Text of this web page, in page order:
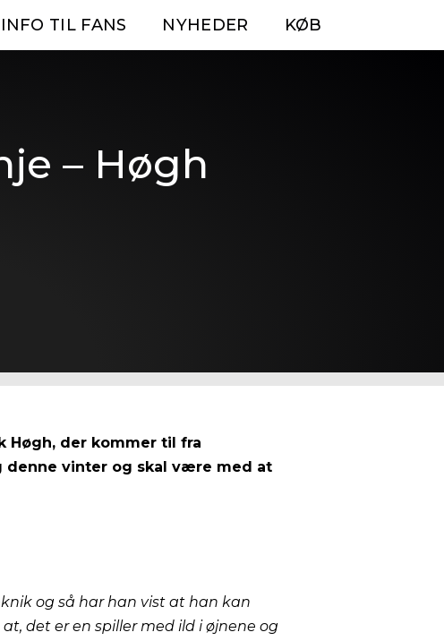
INFO TIL FANS NYHEDER KØB
– Høgh
Høgh, der kommer til fra
denne vinter og skal være med at
og så har han vist at han kan
det er en spiller med ild i øjnene og